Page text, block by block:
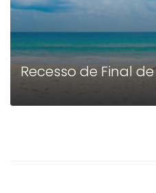
Recesso de Final